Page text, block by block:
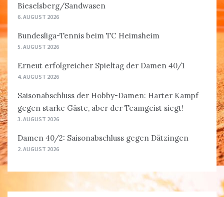
Bieselsberg/Sandwasen
6. AUGUST 2026
Bundesliga-Tennis beim TC Heimsheim
5. AUGUST 2026
Erneut erfolgreicher Spieltag der Damen 40/1
4. AUGUST 2026
Saisonabschluss der Hobby-Damen: Harter Kampf
gegen starke Gäste, aber der Teamgeist siegt!
3. AUGUST 2026
Damen 40/2: Saisonabschluss gegen Dätzingen
2. AUGUST 2026